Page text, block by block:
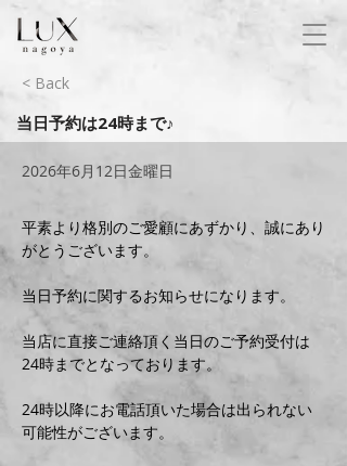
< Back
当日予約は24時まで♪
2026年6月12日金曜日
平素より格別のご愛顧にあずかり、誠にあり
がとうございます。
当日予約に関するお知らせになります。
当店に直接ご連絡頂く当日のご予約受付は
24時までとなっております。
24時以降にお電話頂いた場合は出られない
可能性がございます。